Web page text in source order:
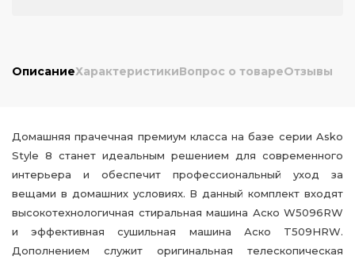
ОписаниеХарактеристикиВопрос о товареОтзывы
Домашняя прачечная премиум класса на базе серии Asko
Style 8 станет идеальным решением для современного
интерьера и обеспечит профессиональный уход за
вещами в домашних условиях. В данный комплект входят
высокотехнологичная стиральная машина Аско W5096RW
и эффективная сушильная машина Аско T509HRW.
Дополнением служит оригинальная телескопическая